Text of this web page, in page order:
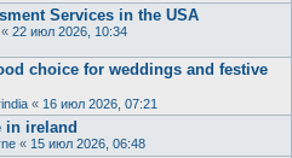
Services in the USA
« 22 июл 2026, 10:34
choice for weddings and festive
« 16 июл 2026, 07:21
in ireland
« 15 июл 2026, 06:48